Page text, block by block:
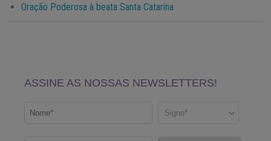
Oração Poderosa à beata Santa Catarina